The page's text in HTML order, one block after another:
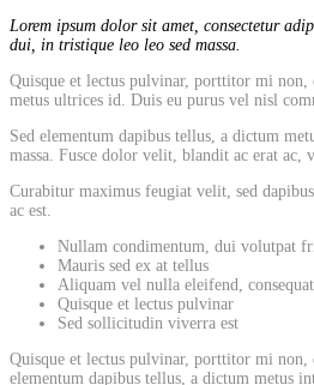
Lorem ipsum dolor sit amet, consectetur
dui, in tristique leo leo sed massa.
Quisque et lectus pulvinar, porttitor mi
metus ultrices id. Duis eu purus vel nisl
Sed elementum dapibus tellus, a dictum
massa. Fusce dolor velit, blandit ac erat ac,
Curabitur maximus feugiat velit, sed
ac est.
Nullam condimentum, dui volutpat
Mauris sed ex at tellus
Aliquam vel nulla eleifend, consequat
Quisque et lectus pulvinar
Sed sollicitudin viverra est
Quisque et lectus pulvinar, porttitor mi
elementum dapibus tellus, a dictum metus